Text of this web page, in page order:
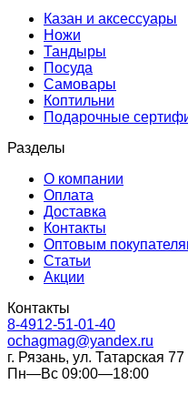
Казан и аксессуары
Ножи
Тандыры
Посуда
Самовары
Коптильни
Подарочные
Разделы
О компании
Оплата
Доставка
Контакты
Оптовым
Статьи
Акции
Контакты
8-4912-51-01-40
ochagmag@yandex.ru
г. Рязань, ул. Татарская 77
Пн—Вс 09:00—18:00